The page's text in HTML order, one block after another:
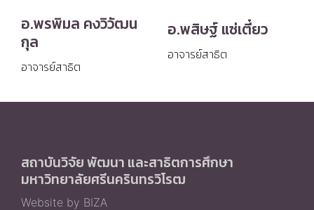
อ.พรพิมล คงวิวัฒน
กุล
อาจารย์สาธิต
อ.พสิษฐ์ แซ่เตี๋ยว
อาจารย์สาธิต
สถาบันวิจัย พัฒนา และสาธิตการศึกษา
มหาวิทยาลัยศรีนครินทรวิโรฒ
Website by BIZA